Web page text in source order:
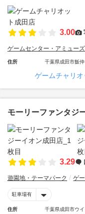
3.00
ゲームセンター・アミュー
住所 千葉県成田市飯仲
ゲームチャリ
モーリーファンタジ
3.29
遊園地・テーマパーク ゲ
駐車場有
住所 千葉県成田市ウ